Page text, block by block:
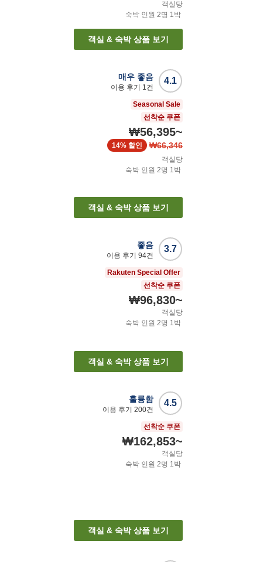
객실당
숙박 인원 2명 1박
객실 & 숙박 상품 보기
4.1
매우 좋음
이용 후기 1건
Seasonal Sale
선착순 쿠폰
₩56,395~
₩66,346
14% 할인
객실당
숙박 인원 2명 1박
객실 & 숙박 상품 보기
3.7
좋음
이용 후기 94건
Rakuten Special Offer
선착순 쿠폰
₩96,830~
객실당
숙박 인원 2명 1박
객실 & 숙박 상품 보기
4.5
훌륭함
이용 후기 200건
선착순 쿠폰
₩162,853~
객실당
숙박 인원 2명 1박
객실 & 숙박 상품 보기